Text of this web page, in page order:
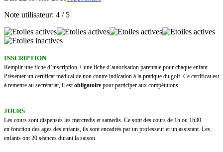
Note utilisateur: 4 / 5
INSCRIPTION
Remplir une fiche d’inscription + une fiche d’autorisation parentale pour chaque enfant.
Présenter un certificat médical de non contre indication à la pratique du golf. Ce certificat est
à remettre au secrétariat, il estobligatoire pour participer aux compétitions.
JOURS
Les cours sont dispensés les mercredis et samedis. Ce sont des cours de 1h ou 1h30
en fonction des ages des enfants, ils sont encadrés par un professeur et un assistant. Les
enfants ont 20 séances durant la saison.